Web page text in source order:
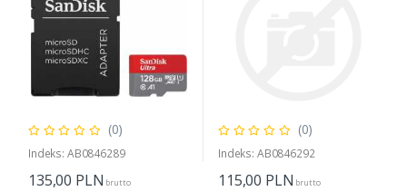
(0)
Indeks: AB0846289
135,00 PLN brutto
(0)
Indeks: AB0846292
115,00 PLN brutto